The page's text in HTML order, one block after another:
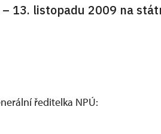
13. listopadu 2009 na
ředitelka NPÚ: